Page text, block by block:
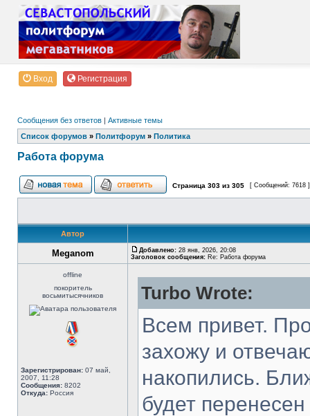
Вход Регистрация
Сообщения без ответов | Активные темы
Список форумов » Политфорум » Политика
Работа форума
Страница 303 из 305 [ Сообщений: 7618
Автор
Meganom Добавлено: 28 янв, 2026, 20:08
Заголовок сообщения: Re: Работа форума
offline
покоритель
восьмитысячников
Зарегистрирован: 07 май,
2007, 11:28
Сообщения: 8202
Откуда: Россия
Turbo Wrote:
Всем привет.
захожу и
накопились.
будет